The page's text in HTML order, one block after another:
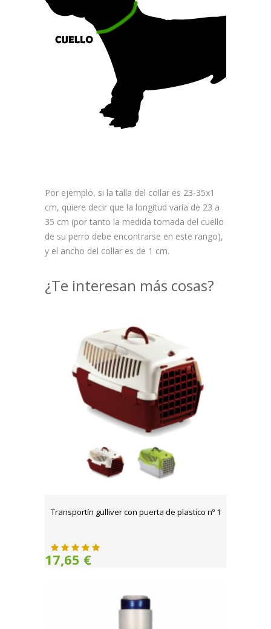
Por ejemplo, si la talla del collar es 23-35x1
cm, quiere decir que la longitud varía de 23 a
35 cm (por tanto la medida tomada del cuello
de su perro debe encontrarse en este rango),
y el ancho del collar es de 1 cm.
¿Te interesan más cosas?
Transportín gulliver con puerta de plastico nº 1
17,65 €